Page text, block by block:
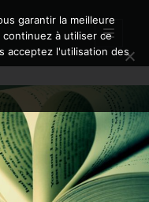
open
primary
menu
garantir la meilleure
à utiliser ce
acceptez l'utilisation des